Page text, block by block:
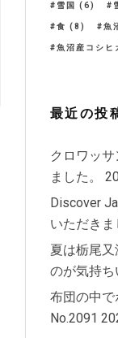
雪国 (6)
食 (8) 魚
魚沼産コシヒ
最近の投
クロワッ
ました。
Discover
いただきま
夏は栃尾
のが気持
布団の中で
No.2091